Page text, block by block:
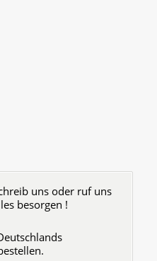
uns oder ruf uns
besorgen !